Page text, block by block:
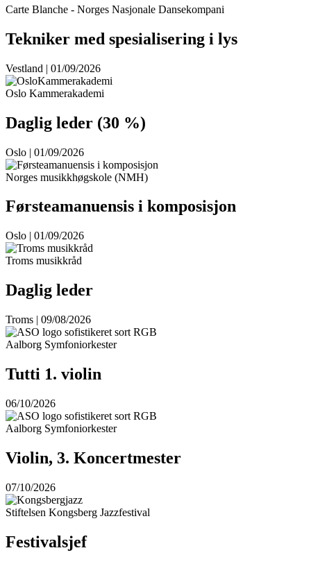
Carte Blanche - Norges Nasjonale Dansekompani
Tekniker med spesialisering i lys
Vestland | 01/09/2026
Oslo Kammerakademi
Daglig leder (30 %)
Oslo | 01/09/2026
Norges musikkhøgskole (NMH)
Førsteamanuensis i komposisjon
Oslo | 01/09/2026
Troms musikkråd
Daglig leder
Troms | 09/08/2026
Aalborg Symfoniorkester
Tutti 1. violin
06/10/2026
Aalborg Symfoniorkester
Violin, 3. Koncertmester
07/10/2026
Stiftelsen Kongsberg Jazzfestival
Festivalsjef